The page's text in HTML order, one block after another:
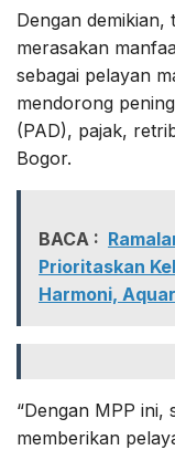
Dengan demikian,
merasakan
sebagai pelayan
mendorong
(PAD), pajak,
Bogor.
BACA :
Prioritaskan
Harmoni,
“Dengan MPP ini,
memberikan